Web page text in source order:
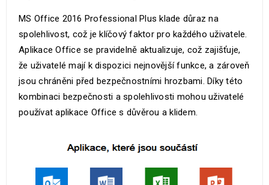
MS Office 2016 Professional Plus klade důraz na
spolehlivost, což je klíčový faktor pro každého uživatele.
Aplikace Office se pravidelně aktualizuje, což zajišťuje,
že uživatelé mají k dispozici nejnovější funkce, a zároveň
jsou chráněni před bezpečnostními hrozbami. Díky této
kombinaci bezpečnosti a spolehlivosti mohou uživatelé
používat aplikace Office s důvěrou a klidem.